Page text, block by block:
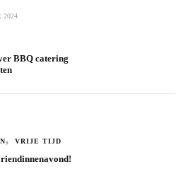
2024
BBQ catering
VRIJE TIJD